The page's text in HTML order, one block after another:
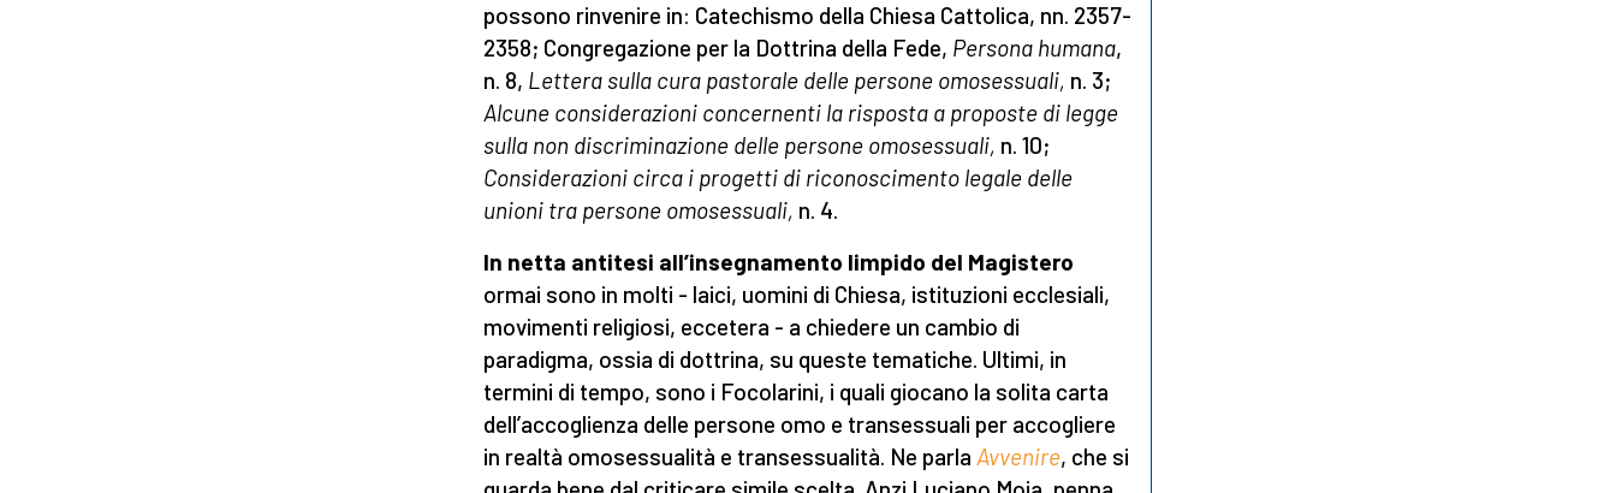
possono rinvenire in: Catechismo della Chiesa Cattolica, nn. 2357-
2358; Congregazione per la Dottrina della Fede, Persona humana,
n. 8, Lettera sulla cura pastorale delle persone omosessuali, n. 3;
Alcune considerazioni concernenti la risposta a proposte di legge
sulla non discriminazione delle persone omosessuali, n. 10;
Considerazioni circa i progetti di riconoscimento legale delle
unioni tra persone omosessuali, n. 4.
In netta antitesi all’insegnamento limpido del Magistero
ormai sono in molti - laici, uomini di Chiesa, istituzioni ecclesiali,
movimenti religiosi, eccetera - a chiedere un cambio di
paradigma, ossia di dottrina, su queste tematiche. Ultimi, in
termini di tempo, sono i Focolarini, i quali giocano la solita carta
dell’accoglienza delle persone omo e transessuali per accogliere
in realtà omosessualità e transessualità. Ne parla Avvenire, che si